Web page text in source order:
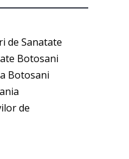
de Sanatate
Botosani
Botosani
de